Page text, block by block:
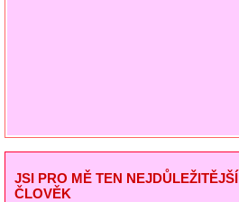
JSI PRO MĚ TEN NEJDŮLEŽITĚJŠÍ
ČLOVĚK